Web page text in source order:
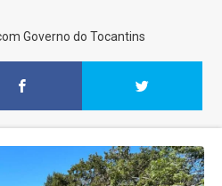
Governo do Tocantins